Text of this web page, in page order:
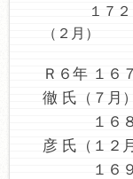
１７２
（２月）
Ｒ６年 １
徹 氏（７月）
１６８
彦 氏（１２月
１６９